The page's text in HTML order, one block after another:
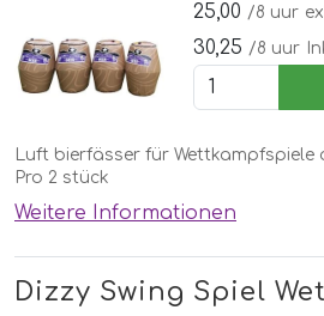
25,00 /8 uur
30,25 /8 uur
Luft bierfässer für
Pro 2 stück
Weitere Informationen
Dizzy Swing Spiel